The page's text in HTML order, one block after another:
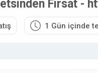
Fırsat -
1 Gün içinde